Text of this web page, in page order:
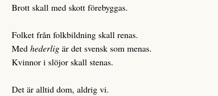
Brott skall med skott förebyggas.
Folket från folkbildning skall renas.
Med hederlig är det svensk som menas.
Kvinnor i slöjor skall stenas.
Det är alltid dom, aldrig vi.